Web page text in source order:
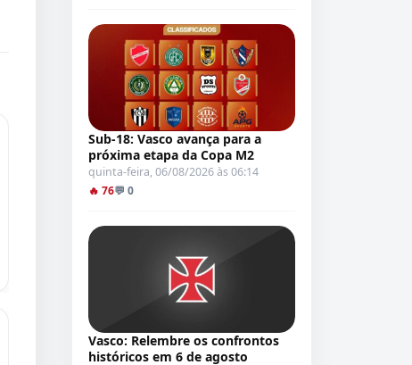
Sub-18: Vasco avança para a
próxima etapa da Copa M2
quinta-feira, 06/08/2026 às 06:14
🔥 76💬 0
Vasco: Relembre os confrontos
históricos em 6 de agosto